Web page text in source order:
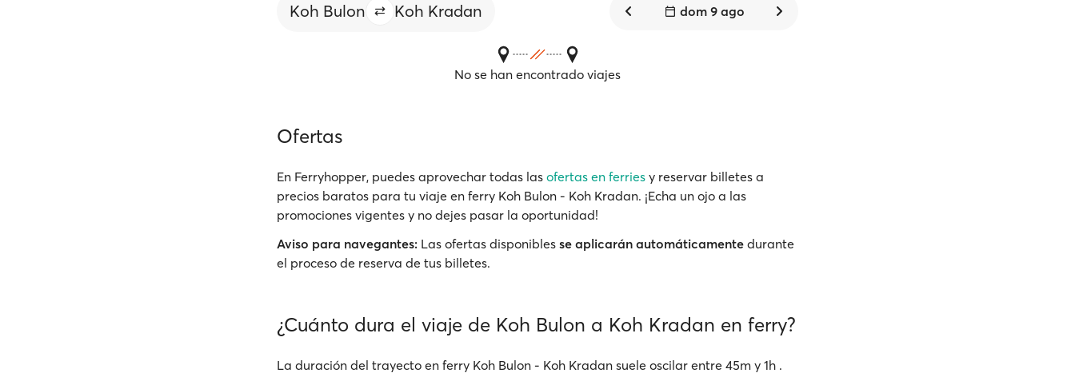
Koh Bulon Koh Kradan dom 9 ago
No se han encontrado viajes
Ofertas
En Ferryhopper, puedes aprovechar todas las ofertas en ferries y reservar billetes a
precios baratos para tu viaje en ferry Koh Bulon - Koh Kradan. ¡Echa un ojo a las
promociones vigentes y no dejes pasar la oportunidad!
Aviso para navegantes: Las ofertas disponibles se aplicarán automáticamente durante
el proceso de reserva de tus billetes.
¿Cuánto dura el viaje de Koh Bulon a Koh Kradan en ferry?
La duración del trayecto en ferry Koh Bulon - Koh Kradan suele oscilar entre 45m y 1h .